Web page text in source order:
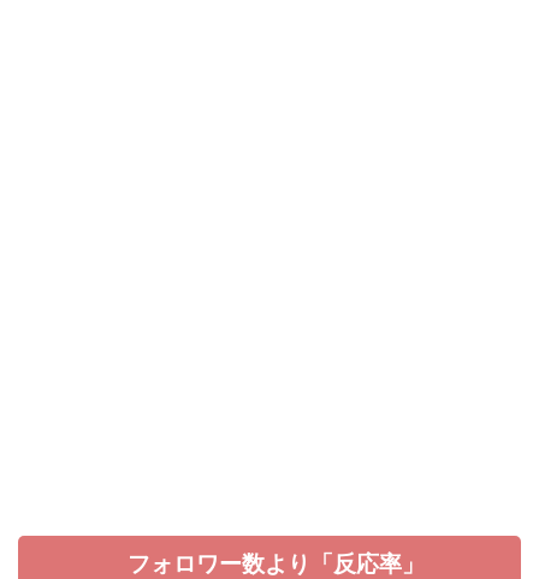
フォロワー数より「反応率」